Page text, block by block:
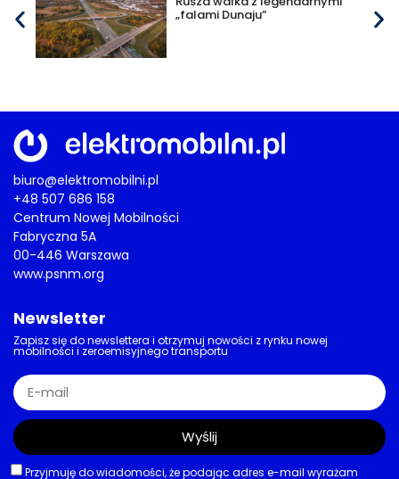
„falami Dunaju”
biuro@elektromobilni.pl
+48 507 686 158
Centrum Nowej Mobilności
Fabryczna 5A
00-446 Warszawa
www.psnm.org
Newsletter
Zapisz się do newslettera i otrzymuj nowości z rynku nowej
mobilności i zeroemisyjnego transportu
Przyjmuję do wiadomości, że podając adres e-mail wyrażam
Wyślij